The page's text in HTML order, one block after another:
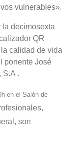
vulnerables».
la decimosexta
QR
calidad de vida
ponente José
S.A .
en el Salón de
son